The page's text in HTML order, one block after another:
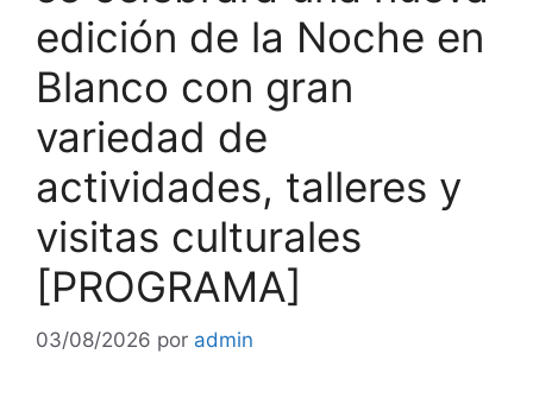
edición de la Noche en
Blanco con gran
variedad de
actividades, talleres y
visitas culturales
[PROGRAMA]
03/08/2026 por admin